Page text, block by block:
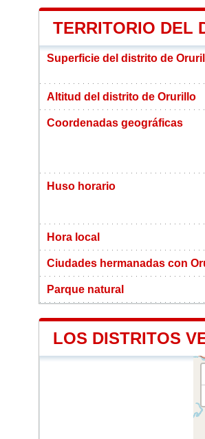
TERRITORIO DEL
Superficie del distrito de
Altitud del distrito de Orurillo
Coordenadas geográficas
Huso horario
Hora local
Ciudades hermanadas con
Parque natural
LOS DISTRITOS